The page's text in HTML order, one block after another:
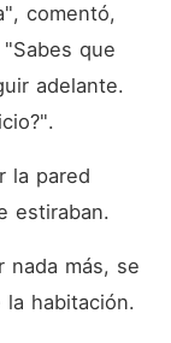
comentó,
que
adelante.
la pared
estiraban.
nada más, se
habitación.